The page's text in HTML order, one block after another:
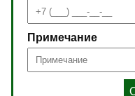
Примечание